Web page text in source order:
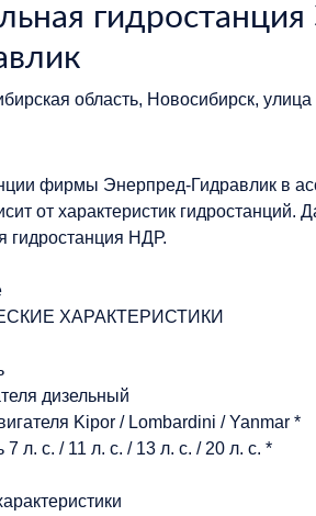
область, Новосибирск,
фирмы Энерпред-Гидравлик в
от характеристик гидростанций.
гидростанция НДР.
ХАРАКТЕРИСТИКИ
дизельный
Kipor / Lombardini / Yanmar *
л. с. / 11 л. с. / 13 л. с. / 20 л. с. *